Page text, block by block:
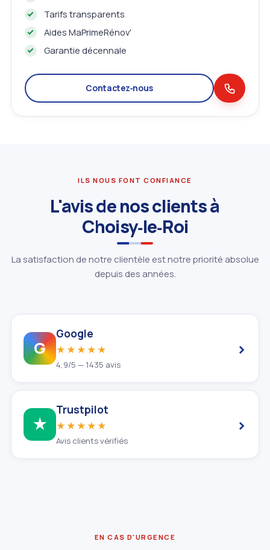
Tarifs transparents
Aides MaPrimeRénov'
Garantie décennale
Contactez‑nous
ILS NOUS FONT CONFIANCE
L'avis de nos clients à
Choisy‑le‑Roi
La satisfaction de notre clientèle est notre priorité absolue
depuis des années.
G
Google
★★★★★
4,9/5 — 1435 avis
›
★
Trustpilot
★★★★★
Avis clients vérifiés
›
EN CAS D'URGENCE